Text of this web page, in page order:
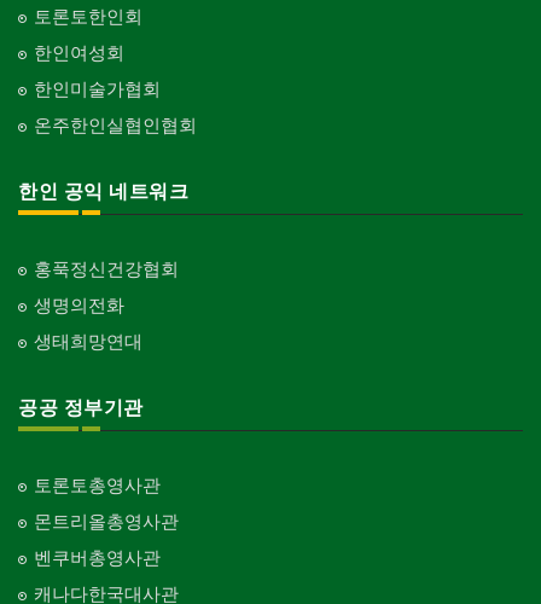
토론토한인회
한인여성회
한인미술가협회
온주한인실협인협회
한인 공익 네트워크
홍푹정신건강협회
생명의전화
생태희망연대
공공 정부기관
토론토총영사관
몬트리올총영사관
벤쿠버총영사관
캐나다한국대사관